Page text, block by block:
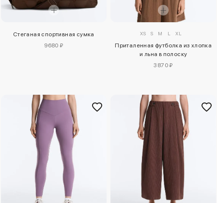
Стеганая спортивная сумка
9680 ₽
XS S M L XL
Приталенная футболка из хлопка
и льна в полоску
3870 ₽